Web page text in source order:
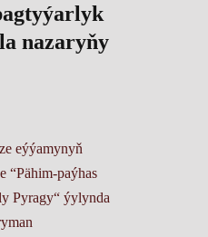
nazaryňy
eýýamynyň
“Pähim-paýhas
Pyragy“ ýylynda